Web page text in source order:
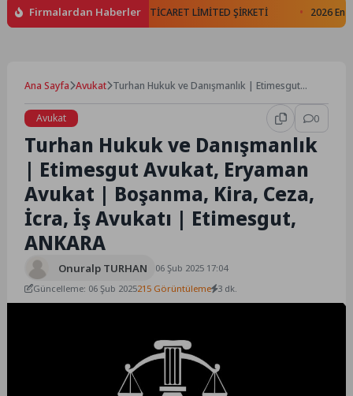
Firmalardan Haberler
HİZMETLERİ SANAYİ TİCARET LİMİTED ŞİRKETİ 2026 En İyi
Ana Sayfa Avukat Turhan Hukuk ve Danışmanlık | Etimesgut
İcra, İş Avukatı | Etimesgut, ANKARA
Avukat 0
Turhan Hukuk ve Danışmanlık
| Etimesgut Avukat, Eryaman
Avukat | Boşanma, Kira, Ceza,
İcra, İş Avukatı | Etimesgut,
ANKARA
Onuralp TURHAN
06 Şub 2025 17:04
Güncelleme: 06 Şub 2025215 Görüntüleme 3 dk.